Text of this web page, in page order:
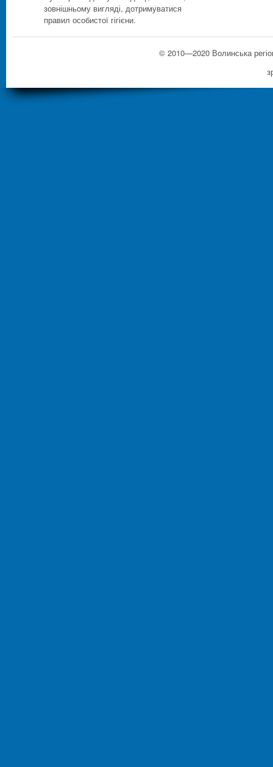
зовнішньому вигляді, дотримуватися
правил особистої гігієни.
© 2010—2020 Волинська